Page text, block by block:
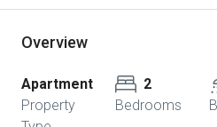
Overview
Apartment
Property
2
Bedrooms